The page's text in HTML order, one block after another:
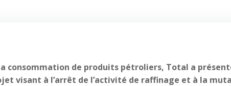
consommation de produits pétroliers, Total a
visant à l’arrêt de l’activité de raffinage et à la